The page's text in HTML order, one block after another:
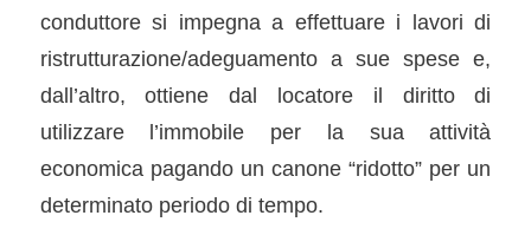
conduttore si impegna a effettuare i lavori di
ristrutturazione/adeguamento a sue spese e,
dall’altro, ottiene dal locatore il diritto di
utilizzare l’immobile per la sua attività
economica pagando un canone “ridotto” per un
determinato periodo di tempo.